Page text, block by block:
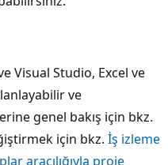
Visual Studio, Excel ve
ve
genel bakış için bkz.
için bkz. İş izleme
aracılığıyla proje